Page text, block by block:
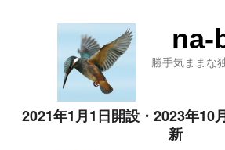
na-
勝手気ままな
2021年1月1日開設・2023年10
新